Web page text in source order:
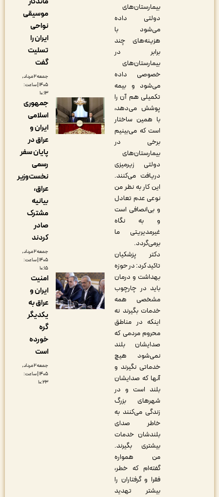
بیمارستان‌های
دولتی داده
می‌شود با
هزینه‌های چند
برابر در
بیمارستان‌های
خصوصی داده
می‌شود و بیمه
تکمیلی هم آن را
پوشش می‌دهد،
با همین ساختار
است که می‌بینیم
برخی در
بیمارستان‌های
دولتی زیرمیزی
دریافت می‌کنند.
این کار به نظر من
نوعی عدم تعادل
و بی‌انصافی است
و به نگاه
غیرمدیریتی ما
برمی‌گردد.
دکتر پزشکیان
تاکید کرد: در حوزه
بهداشت و درمان
باید در چارچوب
مشخصی همه
خدمات بگیرند نه
اینکه در مناطق
محروم مردمی که
صدایشان بلند
نمی‌شود هیچ
خدماتی نگیرند و
آنها که صدایشان
بلند است و در
شهرهای بزرگ
زندگی می‌کنند به
خاطر صدای
بلندشان خدمات
بیشتری بگیرند.
من همواره
گفته‌ام که خطر،
فقرا و گرفتاران را
بیشتر تهدید
موسیقی
جمعه ۲ مرداد,
۱۴۰۵ | ساعت:
جمهوری
اسلامی
ایران و
پایان سفر
نخست‌وزیر
جمعه ۲ مرداد,
۱۴۰۵ | ساعت:
امنیت
ایران و
عراق به
جمعه ۲ مرداد,
۱۴۰۵ | ساعت: